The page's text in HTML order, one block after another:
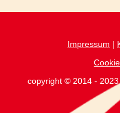
Impressum |
copyright © 2014 -